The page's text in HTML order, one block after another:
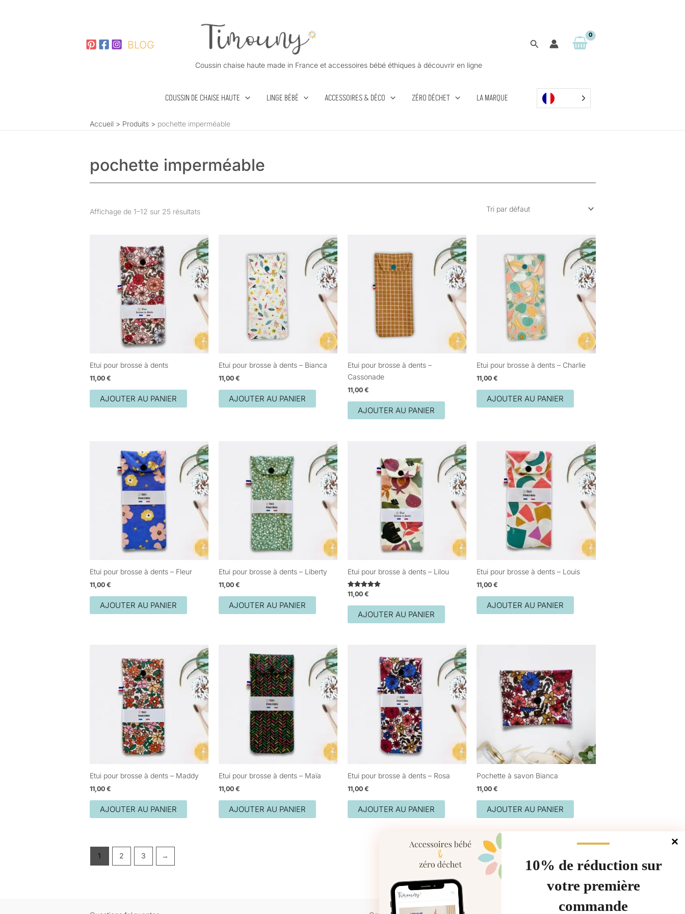
BLOG
Coussin chaise haute made in France et accessoires bébé éthiques à découvrir en ligne
Rechercher
COUSSIN DE CHAISE HAUTE LINGE BÉBÉ ACCESSOIRES & DÉCO ZÉRO DÉCHET LA MARQUE
Accueil Produits pochette imperméable
pochette imperméable
Affichage de 1–12 sur 25 résultats
Etui pour brosse à dents
11,00 €
AJOUTER AU PANIER
Etui pour brosse à dents – Bianca
11,00 €
AJOUTER AU PANIER
Etui pour brosse à dents –
Cassonade
11,00 €
AJOUTER AU PANIER
Etui pour brosse à dents – Charlie
11,00€
AJOUTER AU PANIER
Etui pour brosse à dents – Fleur
11,00 €
AJOUTER AU PANIER
Etui pour brosse à dents – Liberty
11,00 €
AJOUTER AU PANIER
Etui pour brosse à dents – Lilou
Note
5.00
sur 5
11,00 €
AJOUTER AU PANIER
Etui pour brosse à dents – Louis
11,00€
AJOUTER AU PANIER
Etui pour brosse à dents – Maddy
11,00 €
AJOUTER AU PANIER
Etui pour brosse à dents – Maïa
11,00 €
AJOUTER AU PANIER
Etui pour brosse à dents – Rosa
11,00 €
AJOUTER AU PANIER
Pochette à savon Bianca
11,00€
AJOUTER AU PANIER
1 2 3 →
10% de réduction sur
votre première
commande